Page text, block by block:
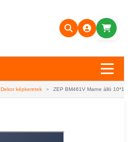
Dekor képkeretek » ZEP BM461V Marne álló 10*15